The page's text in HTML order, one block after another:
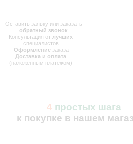
Оставить заявку или заказать
обратный звонок
Консультация от лучших
специалистов
Оформление заказа
Доставка и оплата
(наложенным платежом)
4 простых шага
к покупке в нашем